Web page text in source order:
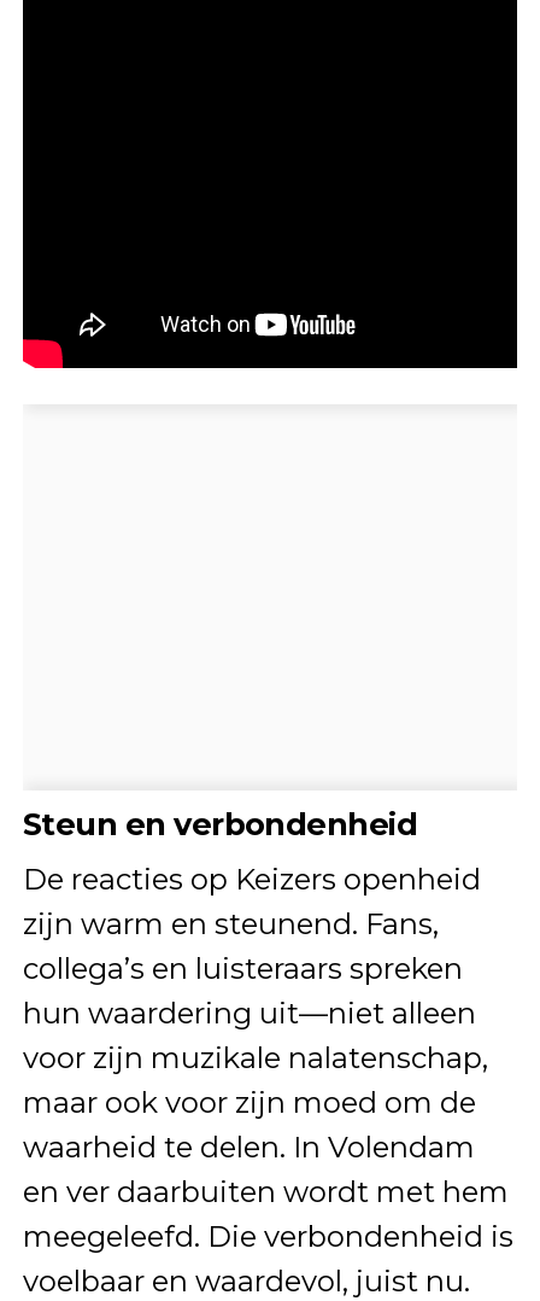
Steun en verbondenheid
De reacties op Keizers openheid
zijn warm en steunend. Fans,
collega’s en luisteraars spreken
hun waardering uit—niet alleen
voor zijn muzikale nalatenschap,
maar ook voor zijn moed om de
waarheid te delen. In Volendam
en ver daarbuiten wordt met hem
meegeleefd. Die verbondenheid is
voelbaar en waardevol, juist nu.